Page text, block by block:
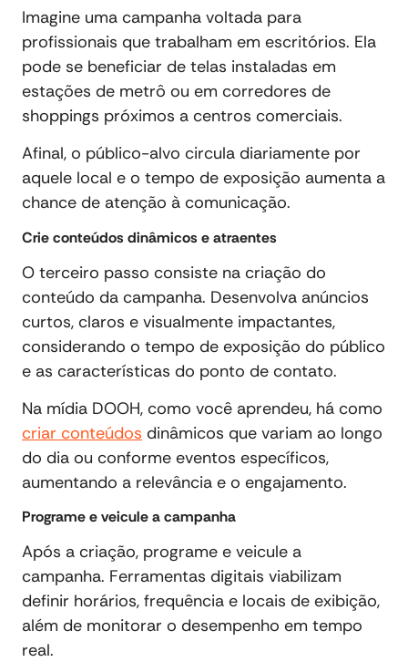
Imagine uma campanha voltada para
profissionais que trabalham em escritórios. Ela
pode se beneficiar de telas instaladas em
estações de metrô ou em corredores de
shoppings próximos a centros comerciais.
Afinal, o público-alvo circula diariamente por
aquele local e o tempo de exposição aumenta a
chance de atenção à comunicação.
Crie conteúdos dinâmicos e atraentes
O terceiro passo consiste na criação do
conteúdo da campanha. Desenvolva anúncios
curtos, claros e visualmente impactantes,
considerando o tempo de exposição do público
e as características do ponto de contato.
Na mídia DOOH, como você aprendeu, há como
criar conteúdos dinâmicos que variam ao longo
do dia ou conforme eventos específicos,
aumentando a relevância e o engajamento.
Programe e veicule a campanha
Após a criação, programe e veicule a
campanha. Ferramentas digitais viabilizam
definir horários, frequência e locais de exibição,
além de monitorar o desempenho em tempo
real.